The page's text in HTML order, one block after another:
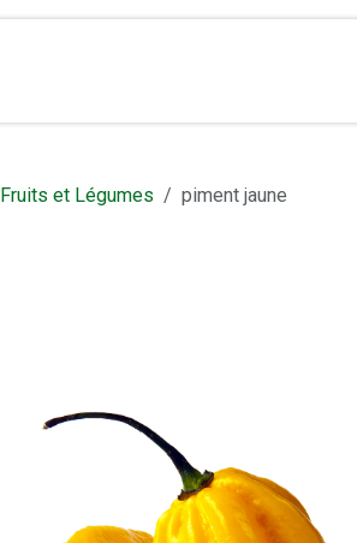
Fruits et Légumes piment jaune